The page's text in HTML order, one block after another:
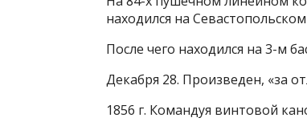
находился на
После чего находился на 3-м
Декабря 28. Произведен, «за
1856 г. Командуя винтовой